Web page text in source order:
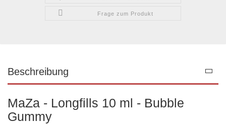
Frage zum Produkt
Beschreibung
MaZa - Longfills 10 ml - Bubble
Gummy